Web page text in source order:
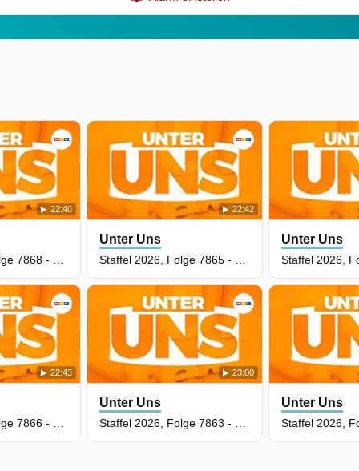
22:40
22:43
22:42
Unter Uns Unter Uns
23:00
Unter Uns Unter Uns